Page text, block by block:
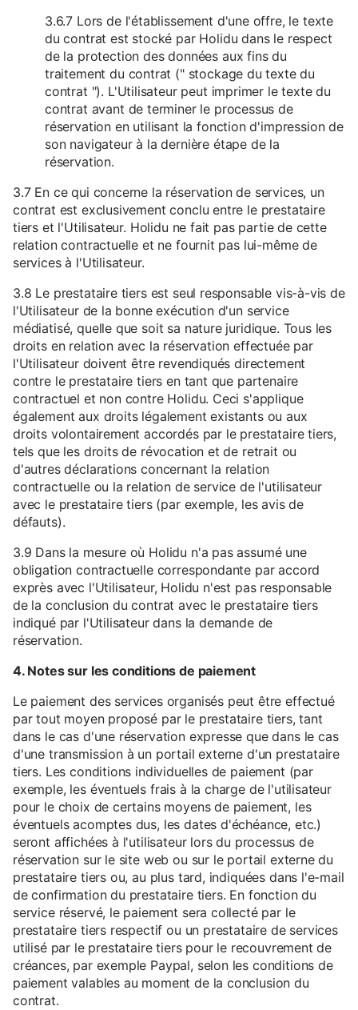
3.6.7 Lors de l'établissement d'une offre, le texte
du contrat est stocké par Holidu dans le respect
de la protection des données aux fins du
traitement du contrat (" stockage du texte du
contrat "). L'Utilisateur peut imprimer le texte du
contrat avant de terminer le processus de
réservation en utilisant la fonction d'impression de
son navigateur à la dernière étape de la
réservation.
3.7 En ce qui concerne la réservation de services, un
contrat est exclusivement conclu entre le prestataire
tiers et l'Utilisateur. Holidu ne fait pas partie de cette
relation contractuelle et ne fournit pas lui-même de
services à l'Utilisateur.
3.8 Le prestataire tiers est seul responsable vis-à-vis de
l'Utilisateur de la bonne exécution d'un service
médiatisé, quelle que soit sa nature juridique. Tous les
droits en relation avec la réservation effectuée par
l'Utilisateur doivent être revendiqués directement
contre le prestataire tiers en tant que partenaire
contractuel et non contre Holidu. Ceci s'applique
également aux droits légalement existants ou aux
droits volontairement accordés par le prestataire tiers,
tels que les droits de révocation et de retrait ou
d'autres déclarations concernant la relation
contractuelle ou la relation de service de l'utilisateur
avec le prestataire tiers (par exemple, les avis de
défauts).
3.9 Dans la mesure où Holidu n'a pas assumé une
obligation contractuelle correspondante par accord
exprès avec l'Utilisateur, Holidu n'est pas responsable
de la conclusion du contrat avec le prestataire tiers
indiqué par l'Utilisateur dans la demande de
réservation.
4. Notes sur les conditions de paiement
Le paiement des services organisés peut être effectué
par tout moyen proposé par le prestataire tiers, tant
dans le cas d'une réservation expresse que dans le cas
d'une transmission à un portail externe d'un prestataire
tiers. Les conditions individuelles de paiement (par
exemple, les éventuels frais à la charge de l'utilisateur
pour le choix de certains moyens de paiement, les
éventuels acomptes dus, les dates d'échéance, etc.)
seront affichées à l'utilisateur lors du processus de
réservation sur le site web ou sur le portail externe du
prestataire tiers ou, au plus tard, indiquées dans l'e-mail
de confirmation du prestataire tiers. En fonction du
service réservé, le paiement sera collecté par le
prestataire tiers respectif ou un prestataire de services
utilisé par le prestataire tiers pour le recouvrement de
créances, par exemple Paypal, selon les conditions de
paiement valables au moment de la conclusion du
contrat.